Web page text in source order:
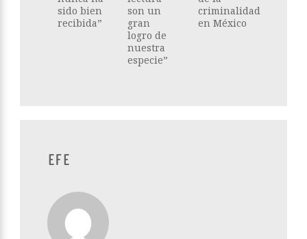
sido bien
recibida”
son un
gran
logro de
nuestra
especie”
criminalidad
en México
EFE